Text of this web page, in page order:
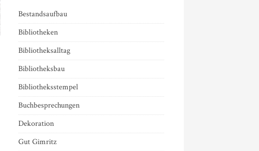
Bestandsaufbau
Bibliotheken
Bibliotheksalltag
Bibliotheksbau
Bibliotheksstempel
Buchbesprechungen
Dekoration
Gut Gimritz